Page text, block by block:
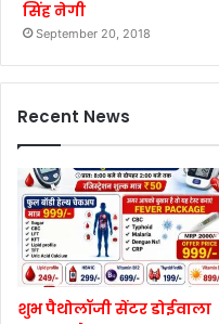
सिंह नेगी
September 20, 2018
Recent News
शुभ पैथोलॉजी सेंटर डोईवाला